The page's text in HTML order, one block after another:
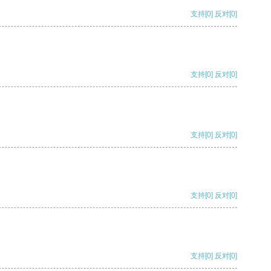
支持[0] 反对[0]
支持[0] 反对[0]
支持[0] 反对[0]
支持[0] 反对[0]
支持[0] 反对[0]